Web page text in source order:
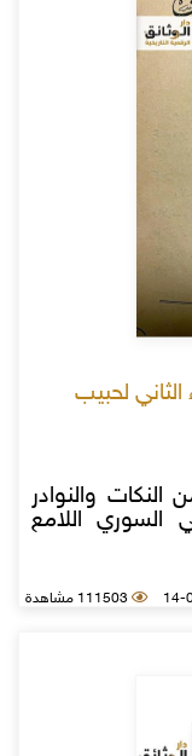
لحبيب
والنوادر
اللامع
111503 مشاهدة